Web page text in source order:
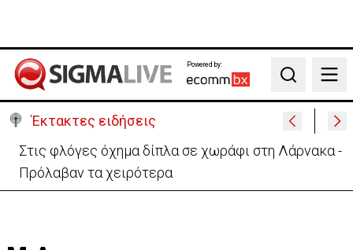
Powered by:
Search
Έκτακτες ειδήσεις
Στις φλόγες όχημα δίπλα σε χωράφι στη Λάρνακα -
Πρόλαβαν τα χειρότερα